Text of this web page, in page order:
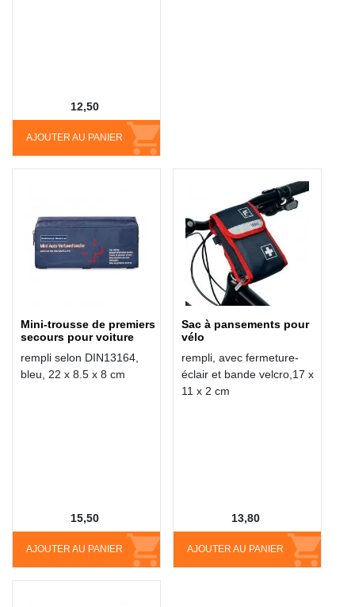
AJOUTER AU PANIER
12,50
Mini-trousse de premiers
secours pour voiture
rempli selon DIN13164,
bleu, 22 x 8.5 x 8 cm
AJOUTER AU PANIER
15,50
Sac à pansements pour
vélo
rempli, avec fermeture-
éclair et bande velcro,17 x
11 x 2 cm
AJOUTER AU PANIER
13,80